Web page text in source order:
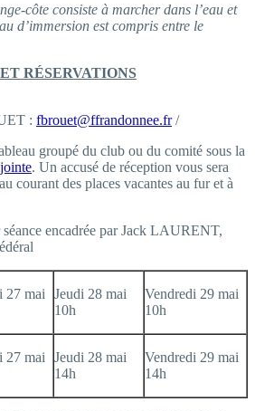
côte consiste à marcher dans l’eau et
d’immersion est compris entre le
RÉSERVATIONS
: fbrouet@ffrandonnee.fr/
groupé du club ou du comité sous la
. Un accusé de réception vous sera
courant des places vacantes au fur et à
encadrée par Jack LAURENT,
27 mai
Jeudi 28 mai
10h
Vendredi 29 mai
10h
27 mai
Jeudi 28 mai
14h
Vendredi 29 mai
14h